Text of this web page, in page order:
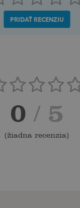
PRIDAŤ RECENZIU
0 / 5
(žiadna recenzia)